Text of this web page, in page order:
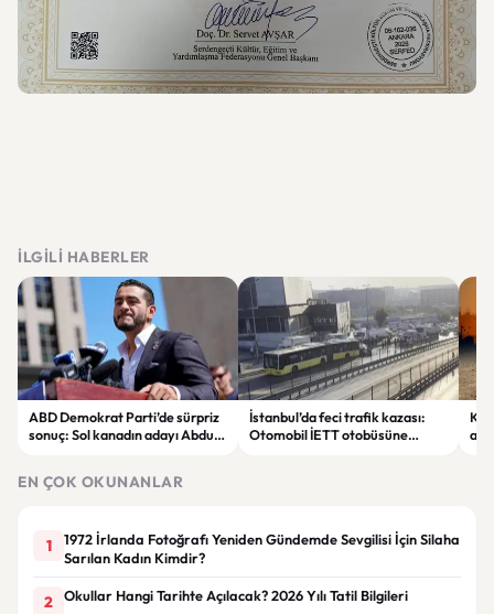
İLGILI HABERLER
ABD Demokrat Parti’de sürpriz
sonuç: Sol kanadın adayı Abdul
İstanbul’da feci trafik kazası:
Otomobil İETT otobüsüne
EN ÇOK OKUNANLAR
1
1972 İrlanda Fotoğrafı Yeniden Gündemde Sevgilisi İçin Silaha
Sarılan Kadın Kimdir?
2 Okullar Hangi Tarihte Açılacak? 2026 Yılı Tatil Bilgileri